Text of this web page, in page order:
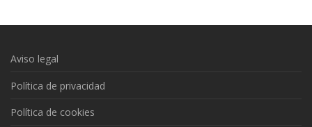
Aviso legal
Política de privacidad
Política de cookies